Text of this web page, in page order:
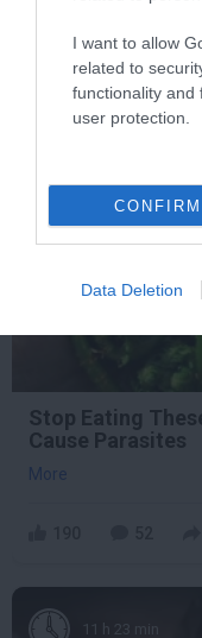
I want to allow
related to
functionality and
user protection.
CONFIRM
Data Deletion
173 59
Stop Eating
Cause Parasites
More
11 h 23 min